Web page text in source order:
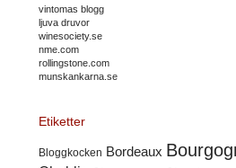
vintomas blogg
ljuva druvor
winesociety.se
nme.com
rollingstone.com
munskankarna.se
Etiketter
Bloggkocken Bordeaux